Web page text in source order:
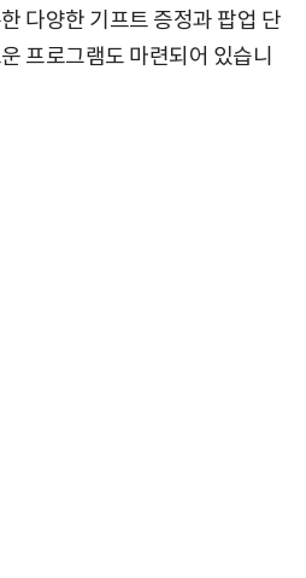
다양한 기프트 증정과 팝업 단
프로그램도 마련되어 있습니